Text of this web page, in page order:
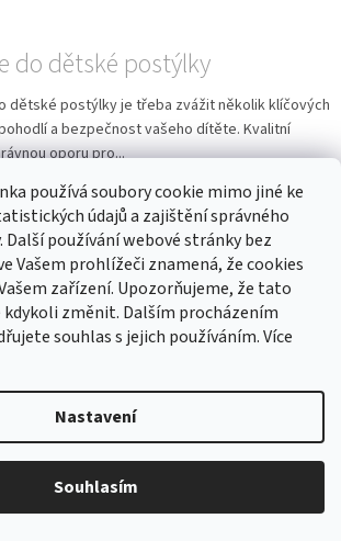
používá soubory cookie mimo jiné ke
údajů a zajištění správného
používání webové stránky bez
Vašem prohlížeči znamená, že cookies
zařízení. Upozorňujeme, že tato
změnit. Dalším procházením
souhlas s jejich používáním. Více
Nastavení
Souhlasím
do dětské postýlky
dětské postýlky je třeba zvážit několik klíčových
a bezpečnost vašeho dítěte. Kvalitní
oporu pro...